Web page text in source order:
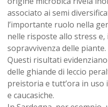
associato ai semi
l’importante ruolo nella
nelle risposte allo stress
sopravvivenza delle piante.
Questi risultati
delle ghiande di leccio
preistoria e tutt’ora in
e caucasiche.